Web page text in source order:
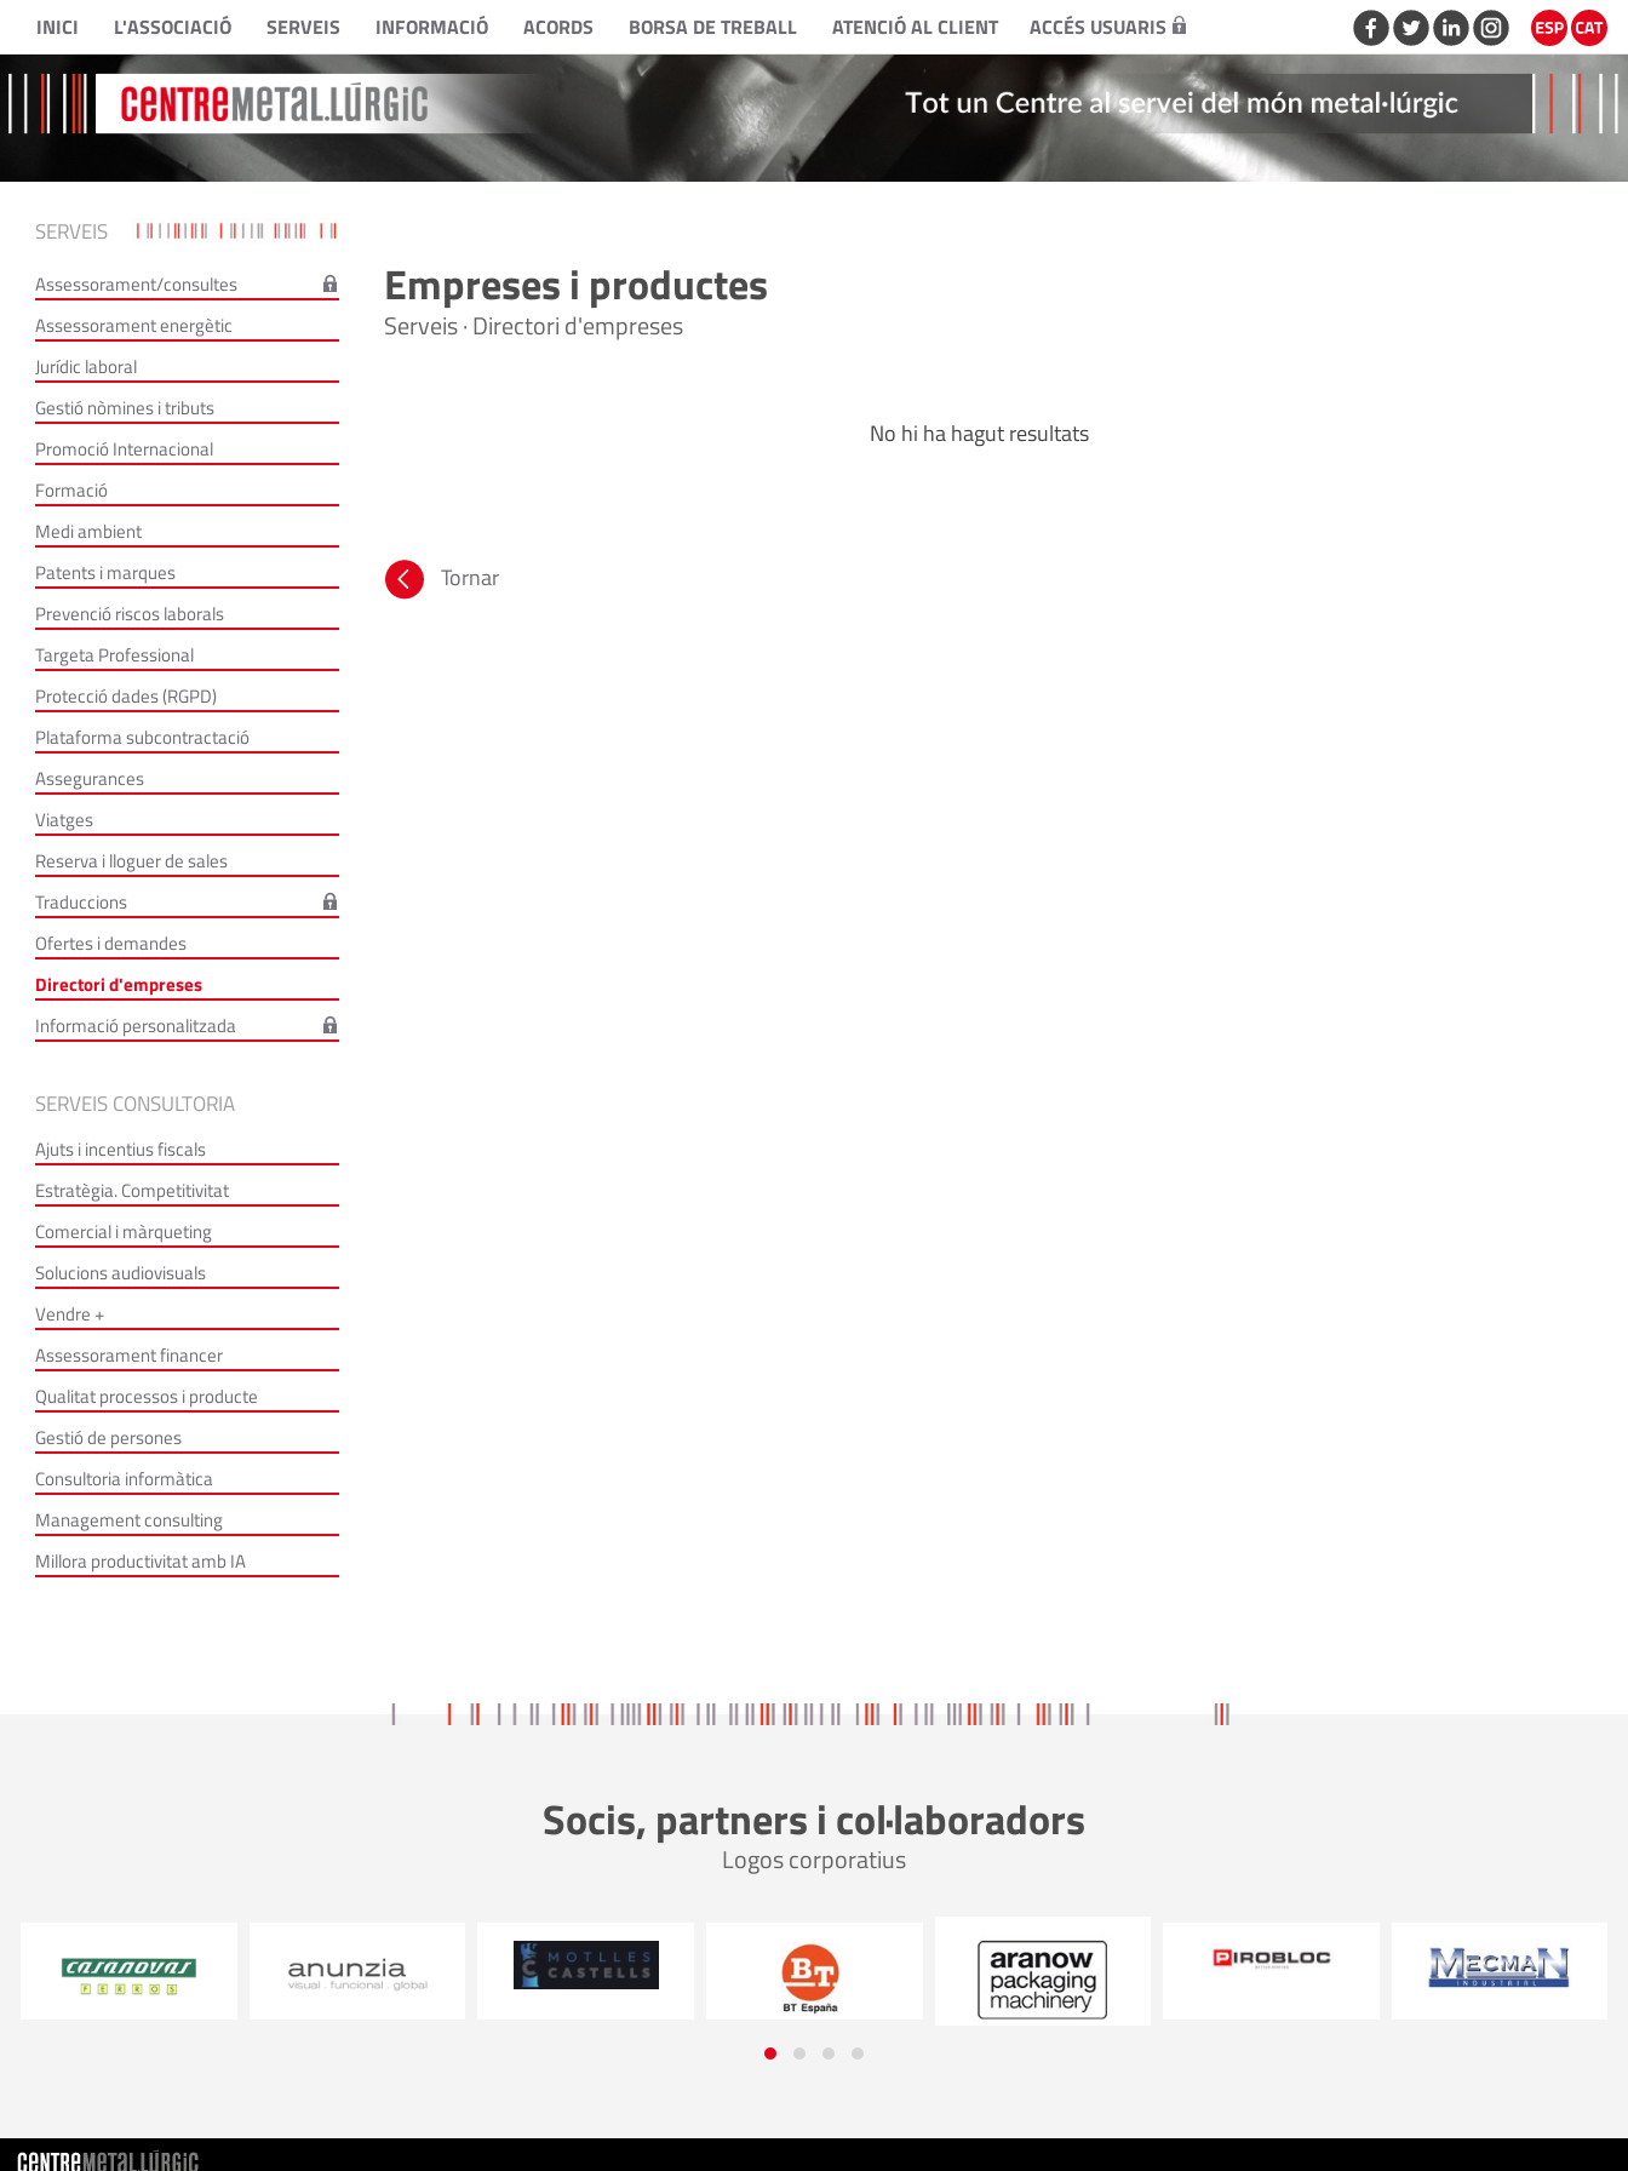
INICI L'ASSOCIACIÓ SERVEIS INFORMACIÓ ACORDS BORSA DE TREBALL ATENCIÓ AL CLIENT ACCÉS USUARIS
SERVEIS
Assessorament/consultes
Assessorament energètic
Jurídic laboral
Gestió nòmines i tributs
Promoció Internacional
Formació
Medi ambient
Patents i marques
Prevenció riscos laborals
Targeta Professional
Protecció dades (RGPD)
Plataforma subcontractació
Assegurances
Viatges
Reserva i lloguer de sales
Traduccions
Ofertes i demandes
Directori d'empreses
Informació personalitzada
SERVEIS CONSULTORIA
Ajuts i incentius fiscals
Estratègia. Competitivitat
Comercial i màrqueting
Solucions audiovisuals
Vendre +
Assessorament financer
Qualitat processos i producte
Gestió de persones
Consultoria informàtica
Management consulting
Millora productivitat amb IA
Empreses i productes
Serveis · Directori d'empreses
No hi ha hagut resultats
Tornar
Socis, partners i col·laboradors
Logos corporatius